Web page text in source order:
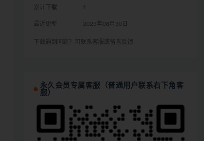
累计下载 1
最近更新 2025年08月30日
下载遇到问题？可联系客服或留言反馈
永久会员专属客服（普通用户联系右下角客
服）